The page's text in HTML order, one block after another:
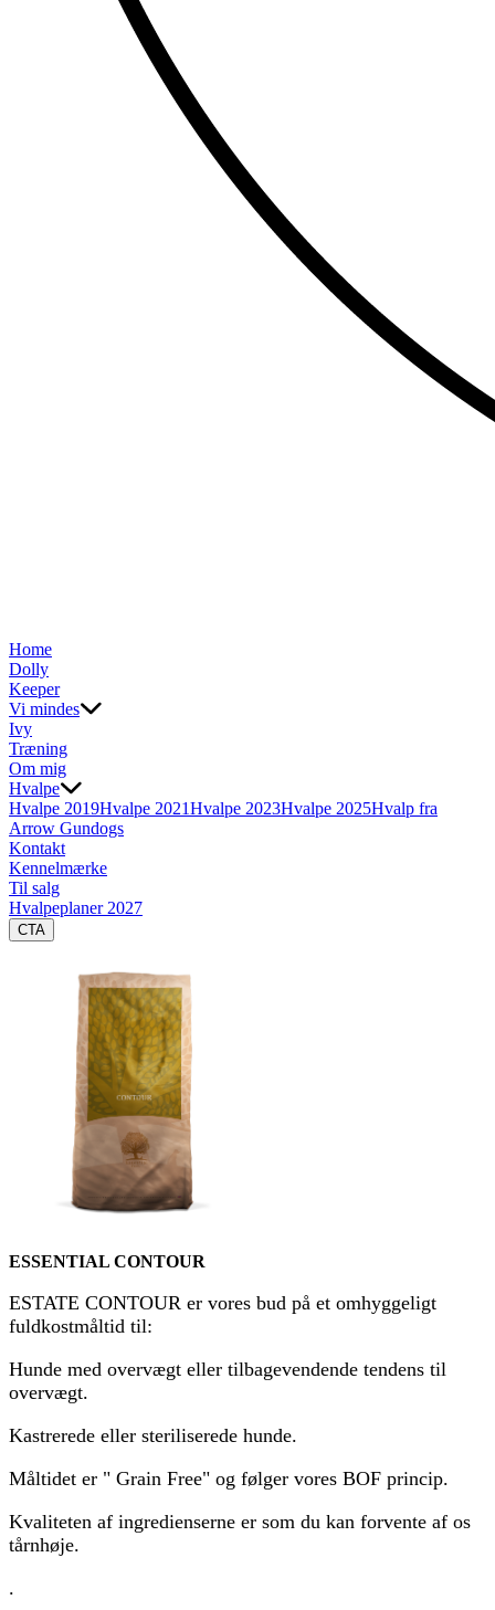
Home
Dolly
Keeper
Vi mindes
Ivy
Træning
Om mig
Hvalpe
Hvalpe 2019Hvalpe 2021Hvalpe 2023Hvalpe 2025Hvalp fra
Arrow Gundogs
Kontakt
Kennelmærke
Til salg
Hvalpeplaner 2027
CTA
ESSENTIAL CONTOUR
ESTATE CONTOUR er vores bud på et omhyggeligt
fuldkostmåltid til:
Hunde med overvægt eller tilbagevendende tendens til
overvægt.
Kastrerede eller steriliserede hunde.
Måltidet er " Grain Free" og følger vores BOF princip.
Kvaliteten af ingredienserne er som du kan forvente af os
tårnhøje.
.